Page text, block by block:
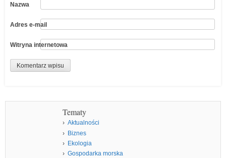
Nazwa
Adres e-mail
Witryna internetowa
Tematy
Aktualności
Biznes
Ekologia
Gospodarka morska